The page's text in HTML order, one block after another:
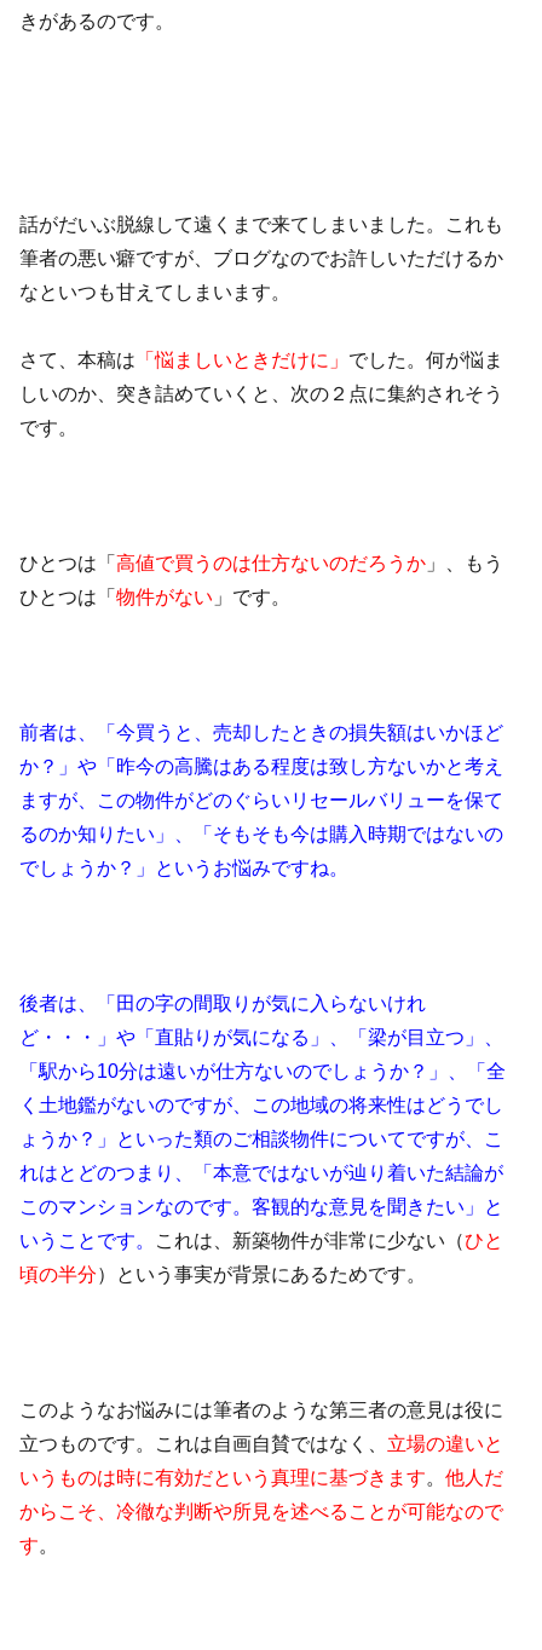
きがあるのです。
話がだいぶ脱線して遠くまで来てしまいました。これも
筆者の悪い癖ですが、ブログなのでお許しいただけるか
なといつも甘えてしまいます。
さて、本稿は 「悩ましいときだけに」 でした。何が悩ま
しいのか、突き詰めていくと、次の２点に集約されそう
です。
ひとつは「高値で買うのは仕方ないのだろうか 」、もう
ひとつは「物件がない 」です。
前者は、「今買うと、売却したときの損失額はいかほど
か？」や「昨今の高騰はある程度は致し方ないかと考え
ますが、この物件がどのぐらいリセールバリューを保て
るのか知りたい」、「そもそも今は購入時期ではないの
でしょうか？」というお悩みですね。
後者は、「田の字の間取りが気に入らないけれ
ど・・・」や「直貼りが気になる」、「梁が目立つ」、
「駅から10分は遠いが仕方ないのでしょうか？」、「全
く土地鑑がないのですが、この地域の将来性はどうでし
ょうか？」といった類のご相談物件についてですが、こ
れはとどのつまり、「本意ではないが辿り着いた結論が
このマンションなのです。客観的な意見を聞きたい」と
いうことです。 これは、新築物件が非常に少ない（ひと
頃の半分）という事実が背景にあるためです。
このようなお悩みには筆者のような第三者の意見は役に
立つものです。これは自画自賛ではなく、 立場の違いと
いうものは時に有効だという真理に基づきます。他人だ
からこそ、冷徹な判断や所見を述べることが可能なので
す。